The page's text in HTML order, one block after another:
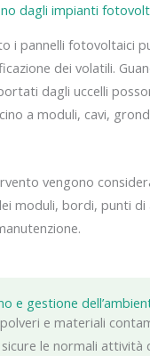
e gestione
e materiali
le normali attività
dagli impianti
i pannelli fotovoltaici
dei volatili.
dagli uccelli
a moduli, cavi,
vengono
moduli, bordi, punti di